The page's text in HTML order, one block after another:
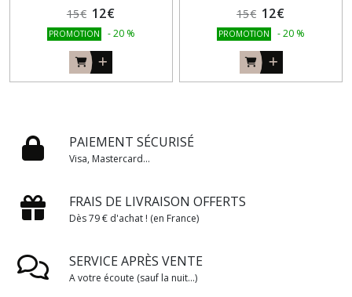
15€ 12€
PROMOTION -20 %
Noël
15€ 12€
PROMOTION -20 %
PAIEMENT SÉCURISÉ
Visa, Mastercard...
FRAIS DE LIVRAISON OFFERTS
Dès 79 € d'achat ! (en France)
SERVICE APRÈS VENTE
A votre écoute (sauf la nuit...)